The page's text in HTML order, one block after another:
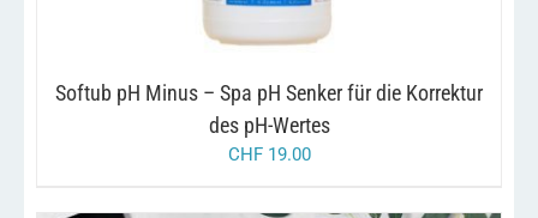
Softub pH Minus – Spa pH Senker für die Korrektur
des pH-Wertes
CHF19.00